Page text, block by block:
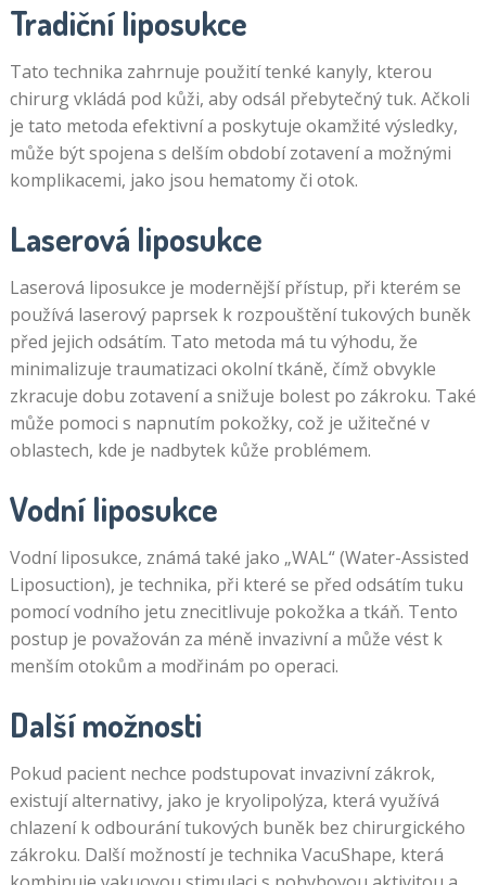
Tradiční liposukce
Tato technika zahrnuje použití tenké kanyly, kterou
chirurg vkládá pod kůži, aby odsál přebytečný tuk. Ačkoli
je tato metoda efektivní a poskytuje okamžité výsledky,
může být spojena s delším období zotavení a možnými
komplikacemi, jako jsou hematomy či otok.
Laserová liposukce
Laserová liposukce je modernější přístup, při kterém se
používá laserový paprsek k rozpouštění tukových buněk
před jejich odsátím. Tato metoda má tu výhodu, že
minimalizuje traumatizaci okolní tkáně, čímž obvykle
zkracuje dobu zotavení a snižuje bolest po zákroku. Také
může pomoci s napnutím pokožky, což je užitečné v
oblastech, kde je nadbytek kůže problémem.
Vodní liposukce
Vodní liposukce, známá také jako „WAL“ (Water-Assisted
Liposuction), je technika, při které se před odsátím tuku
pomocí vodního jetu znecitlivuje pokožka a tkáň. Tento
postup je považován za méně invazivní a může vést k
menším otokům a modřinám po operaci.
Další možnosti
Pokud pacient nechce podstupovat invazivní zákrok,
existují alternativy, jako je kryolipolýza, která využívá
chlazení k odbourání tukových buněk bez chirurgického
zákroku. Další možností je technika VacuShape, která